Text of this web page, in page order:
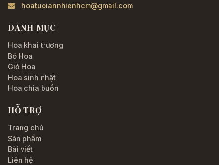
hoatuoiannhienhcm@gmail.com
DANH MỤC
Hoa khai trương
Bó Hoa
Giỏ Hoa
Hoa sinh nhật
Hoa chia buồn
HỖ TRỢ
Trang chủ
Sản phẩm
Bài viết
Liên hệ